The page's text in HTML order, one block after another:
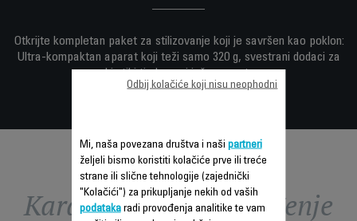
Otkrijte kompletan paket za stilizovanje koji je savršen kao poklon:
Ultra-kompaktan aparat koji teži samo 320 g, svestrani dodaci za
svaki stil i tip kose, i još mnogo toga.
Karakteristike - Poređenje
Mi, naša povezana društva i naši partneri
željeli bismo koristiti kolačiće prve ili treće
strane ili slične tehnologije (zajednički
"Kolačići") za prikupljanje nekih od vaših
podatakaradi provođenja analitike te vam
Odbij kolačiće koji nisu neophodni